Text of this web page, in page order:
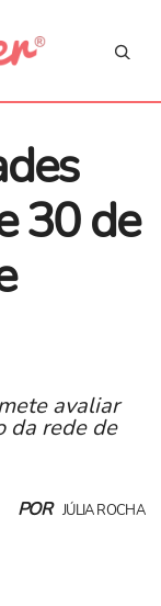
30 de
avaliar
da rede de
POR JÚLIA ROCHA